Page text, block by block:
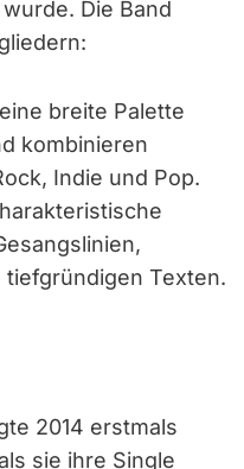
Die Band
breite Palette
kombinieren
Indie und Pop.
Texten.
2014 erstmals
sie ihre Single